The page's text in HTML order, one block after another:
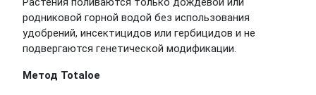
родниковой горной водой без использования
удобрений, инсектицидов или гербицидов и не
подвергаются генетической модификации.
Метод Totaloe